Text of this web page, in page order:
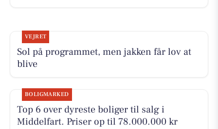
VEJRET
Sol på programmet, men jakken får lov at
blive
BOLIGMARKED
Top 6 over dyreste boliger til salg i
Middelfart. Priser op til 78.000.000 kr